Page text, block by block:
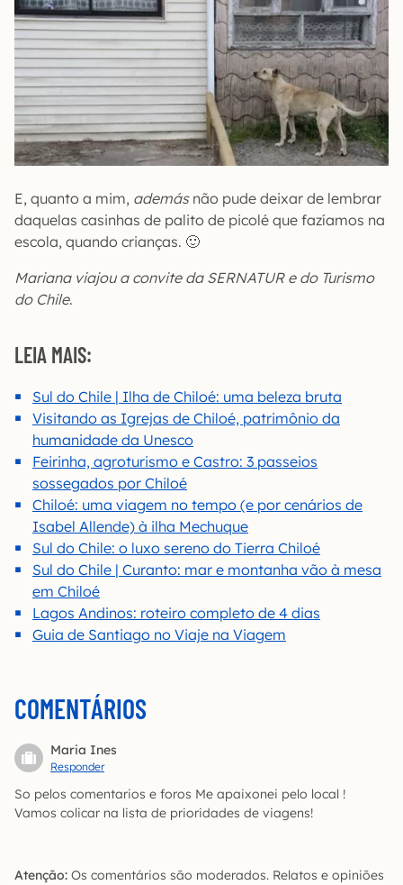
E, quanto a mim, ademásnão pude deixar de lembrar
daquelas casinhas de palito de picolé que fazíamos na
escola, quando crianças. 🙂
Mariana viajou a convite da SERNATUR e do Turismo
do Chile.
LEIA MAIS:
Sul do Chile | Ilha de Chiloé: uma beleza bruta
Visitando as Igrejas de Chiloé, patrimônio da
humanidade da Unesco
Feirinha, agroturismo e Castro: 3 passeios
sossegados por Chiloé
Chiloé: uma viagem no tempo (e por cenários de
Isabel Allende) à ilha Mechuque
Sul do Chile: o luxo sereno do Tierra Chiloé
Sul do Chile | Curanto: mar e montanha vão à mesa
em Chiloé
Lagos Andinos: roteiro completo de 4 dias
Guia de Santiago no Viaje na Viagem
COMENTÁRIOS
Maria Ines
Responder
So pelos comentarios e foros Me apaixonei pelo local !
Vamos colicar na lista de prioridades de viagens!
Atenção: Os comentários são moderados. Relatos e opiniões